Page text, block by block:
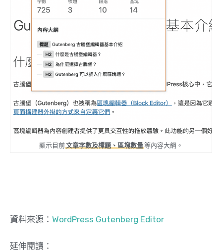
顯示目前文章字數及標題、區塊數量等內容大綱。
資料來源： WordPress Gutenberg Editor
延伸閱讀：